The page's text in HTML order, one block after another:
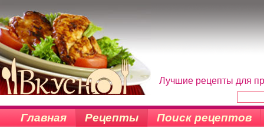
Лучшие рецепты для
Главная Рецепты Поиск рецептов